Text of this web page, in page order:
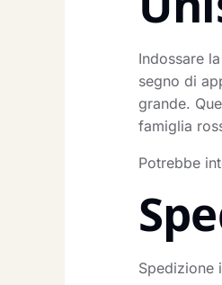
Indossare
segno di
grande.
famiglia
Potrebbe
Spedizione